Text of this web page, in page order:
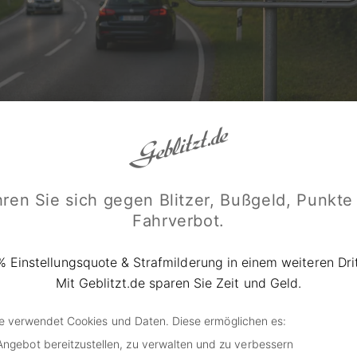
im Dienstwagen? Der Prozess
nirgendwo, speedy-bi, speedy-bo“ – unter diesem
vor dem Amtsgericht (AG) Weißwasser gestartet.
Sachsens Kultusminister Conrad Clemens, Spitzname
Tempofahrt der Vorwurf einesverbotenen
Sie sich gegen Blitzer, Bußgeld, Punkte
Fahrverbot.
Einstellungsquote & Strafmilderung in einem weiteren
Mit Geblitzt.de sparen Sie Zeit und Geld.
verwendet Cookies und Daten. Diese ermöglichen es:
bereitzustellen, zu verwalten und zu verbessern